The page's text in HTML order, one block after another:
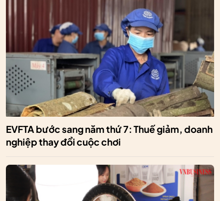
EVFTA bước sang năm thứ 7: Thuế giảm, doanh
nghiệp thay đổi cuộc chơi